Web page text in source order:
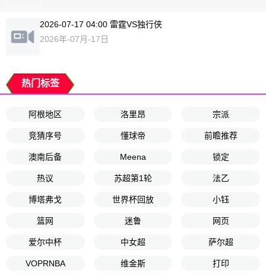
2026-07-17 04:00 雷霆VS独行侠
2026年-07月-17日
热门标签
阿根地区 洛里昂 宗派
竞猜序号 懂球帝 前瞻推荐
澳南后备 Meena 锁定
热议 苏超第1轮 法乙
博塔弗戈 世界杯回放 小钰
篮网 迷鲁 网页
爱尔中杯 中女超 萨尔超
VOPRNBA 维金斯 打印